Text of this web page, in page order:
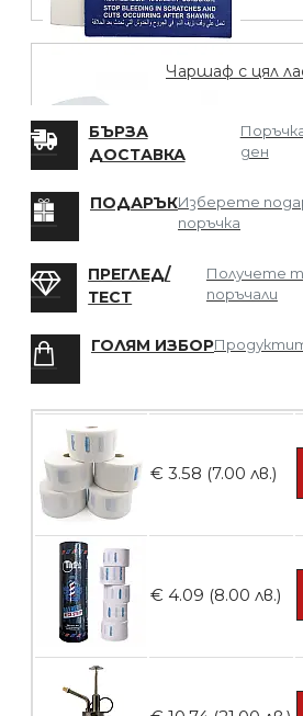
Чаршаф с цял
Четка за
броя
БЪРЗА
ДОСТАВКА
ден
ПОДАРЪКИзберете
поръчка
ПРЕГЛЕД/
ТЕСТ
Получете
поръчали
ГОЛЯМ ИЗБОР
€ 3.58 (7.00 лв.)
€ 4.09 (8.00 лв.)